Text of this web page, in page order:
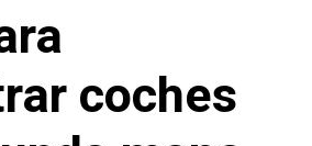
coches